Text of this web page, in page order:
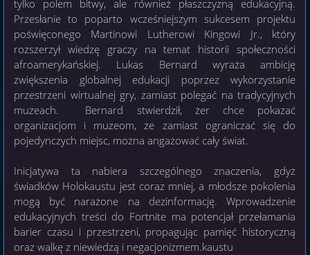
tylko polem bitwy, ale również płaszczyzną edukacyjną.
Przesłanie to poparto wcześniejszym sukcesem projektu
poświęconego Martinowi Lutherowi Kingowi Jr., który
rozszerzył wiedzę graczy na temat historii społeczności
afroamerykańskiej. Lukas Bernard wyraża ambicję
zwiększenia globalnej edukacji poprzez wykorzystanie
przestrzeni wirtualnej gry, zamiast polegać na tradycyjnych
muzeach. Bernard stwierdził, żer chce pokazać
organizacjom i muzeom, że zamiast ograniczać się do
pojedynczych miejsc, można angażować cały świat.
Inicjatywa ta nabiera szczególnego znaczenia, gdyż
świadków Holokaustu jest coraz mniej, a młodsze pokolenia
mogą być narażone na dezinformację. Wprowadzenie
edukacyjnych treści do Fortnite ma potencjał przełamania
barier czasu i przestrzeni, propagując pamięć historyczną
oraz walkę z niewiedzą i negacjonizmem.kaustu